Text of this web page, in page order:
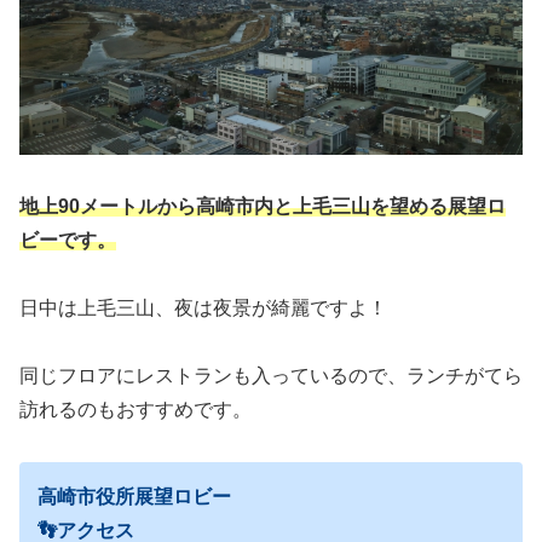
地上90メートルから高崎市内と上毛三山を望める展望ロ
ビーです。
日中は上毛三山、夜は夜景が綺麗ですよ！
同じフロアにレストランも入っているので、ランチがてら
訪れるのもおすすめです。
高崎市役所展望ロビー
👣アクセス